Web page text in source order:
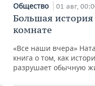
Общество 01 авг,
Большая
комнате
«Все наши вчера»
книга о том, как
разрушает обычную